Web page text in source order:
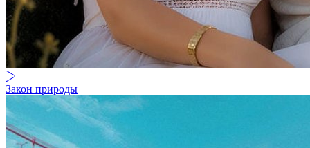
Закон природы